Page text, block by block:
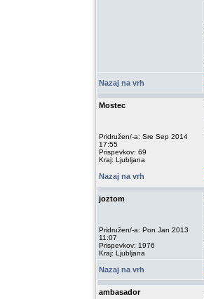
Nazaj na vrh
Mostec
Pridružen/-a: Sre Sep 2014
17:55
Prispevkov: 69
Kraj: Ljubljana
Nazaj na vrh
joztom
Pridružen/-a: Pon Jan 2013
11:07
Prispevkov: 1976
Kraj: Ljubljana
Nazaj na vrh
ambasador